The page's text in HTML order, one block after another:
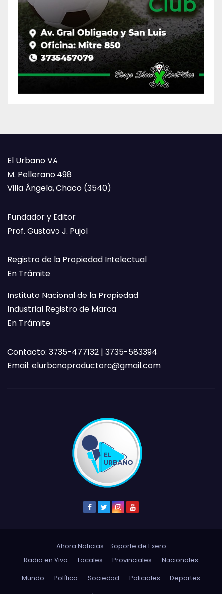
El Urbano VA
M. Pellerano 498
Villa Ángela, Chaco (3540)
Fundador y Editor
Prof. Gustavo J. Pujol
Registro de la Propiedad Intelectual
En Trámite
Instituto Nacional de la Propiedad
Industrial Registro de Marca
En Trámite
Contacto: 3735-477132 | 3735-583394
Email: elurbanoproductora@gmail.com
Ahora Noticias - Soporte de Exero
Radio en Vivo
Locales Provinciales
Nacionales
Mundo
Política Sociedad Policiales
Deportes